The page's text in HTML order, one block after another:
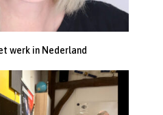
werk in Nederland